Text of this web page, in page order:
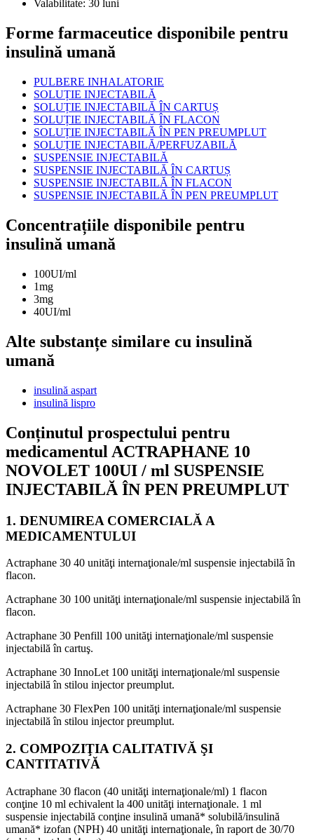
Valabilitate: 30 luni
Forme farmaceutice disponibile pentru
insulină umană
PULBERE INHALATORIE
SOLUȚIE INJECTABILĂ
SOLUȚIE INJECTABILĂ ÎN CARTUȘ
SOLUȚIE INJECTABILĂ ÎN FLACON
SOLUȚIE INJECTABILĂ ÎN PEN PREUMPLUT
SOLUȚIE INJECTABILĂ/PERFUZABILĂ
SUSPENSIE INJECTABILĂ
SUSPENSIE INJECTABILĂ ÎN CARTUȘ
SUSPENSIE INJECTABILĂ ÎN FLACON
SUSPENSIE INJECTABILĂ ÎN PEN PREUMPLUT
Concentrațiile disponibile pentru
insulină umană
100UI/ml
1mg
3mg
40UI/ml
Alte substanțe similare cu insulină
umană
insulină aspart
insulină lispro
Conținutul prospectului pentru
medicamentul ACTRAPHANE 10
NOVOLET 100UI / ml SUSPENSIE
INJECTABILĂ ÎN PEN PREUMPLUT
1. DENUMIREA COMERCIALĂ A
MEDICAMENTULUI
Actraphane 30 40 unităţi internaţionale/ml suspensie injectabilă în
flacon.
Actraphane 30 100 unităţi internaţionale/ml suspensie injectabilă în
flacon.
Actraphane 30 Penfill 100 unităţi internaţionale/ml suspensie
injectabilă în cartuş.
Actraphane 30 InnoLet 100 unităţi internaţionale/ml suspensie
injectabilă în stilou injector preumplut.
Actraphane 30 FlexPen 100 unităţi internaţionale/ml suspensie
injectabilă în stilou injector preumplut.
2. COMPOZIŢIA CALITATIVĂ ŞI
CANTITATIVĂ
Actraphane 30 flacon (40 unităţi internaţionale/ml) 1 flacon
conţine 10 ml echivalent la 400 unităţi internaţionale. 1 ml
suspensie injectabilă conţine insulină umană* solubilă/insulină
umană* izofan (NPH) 40 unităţi internaţionale, în raport de 30/70